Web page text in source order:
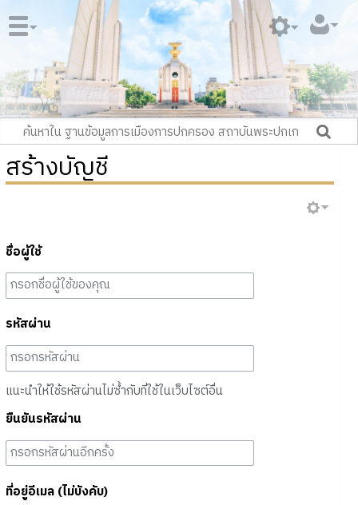
สร้างบัญชี
ชื่อผู้ใช้
รหัสผ่าน
แนะนำให้ใช้รหัสผ่านไม่ซ้ำกับที่ใช้ในเว็บไซต์อื่น
ยืนยันรหัสผ่าน
ที่อยู่อีเมล (ไม่บังคับ)